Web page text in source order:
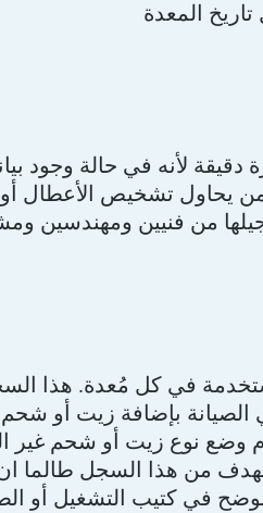
المعدة
لأنه في حالة وجود
يحاول تشخيص الأعطال أو
من فنيين ومهندسين
في كل مُعدة. هذا
بإضافة زيت أو شحم
وضع نوع زيت أو شحم غير
من هذا السجل طالما
في كتيب التشغيل أو